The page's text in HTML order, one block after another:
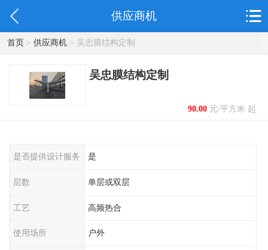
供应商机
首页> 供应商机> 吴忠膜结构定制
吴忠膜结构定制
90.00元/平方米 起
是否提供设计服务 是
层数 单层或双层
工艺 高频热合
使用场所 户外